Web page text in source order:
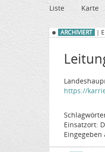
Liste Karte
ARCHIVIERT |
https://
Einsatzort: